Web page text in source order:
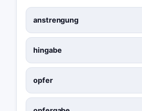
anstrengung
hingabe
opfer